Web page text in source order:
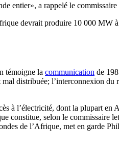
entier», a rappelé le
devrait produire 10 000
témoigne la communication de
distribuée; l’interconnexion
à l’électricité, dont la plupart
constitue, selon le commissaire
de l’Afrique, met en garde